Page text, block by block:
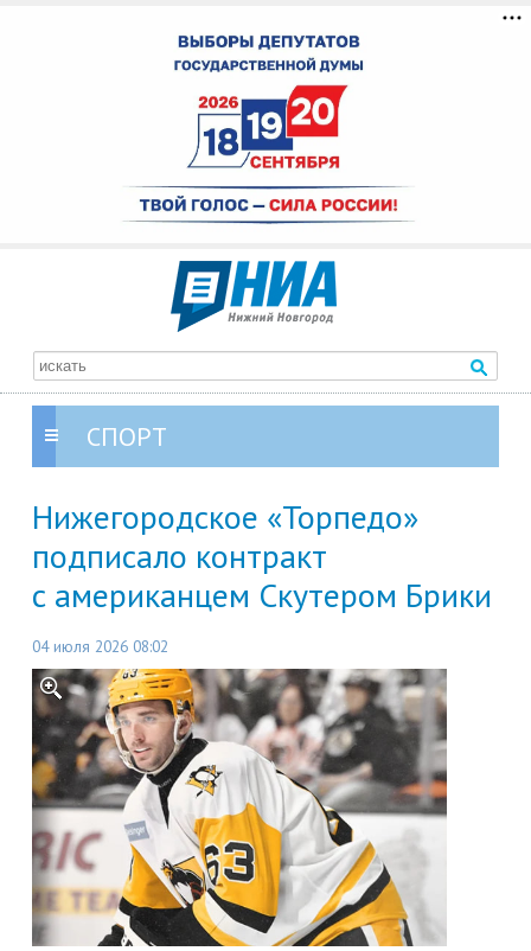
СПОРТ
Нижегородское «Торпедо»
подписало контракт
с американцем Скутером Брики
04 июля 2026 08:02